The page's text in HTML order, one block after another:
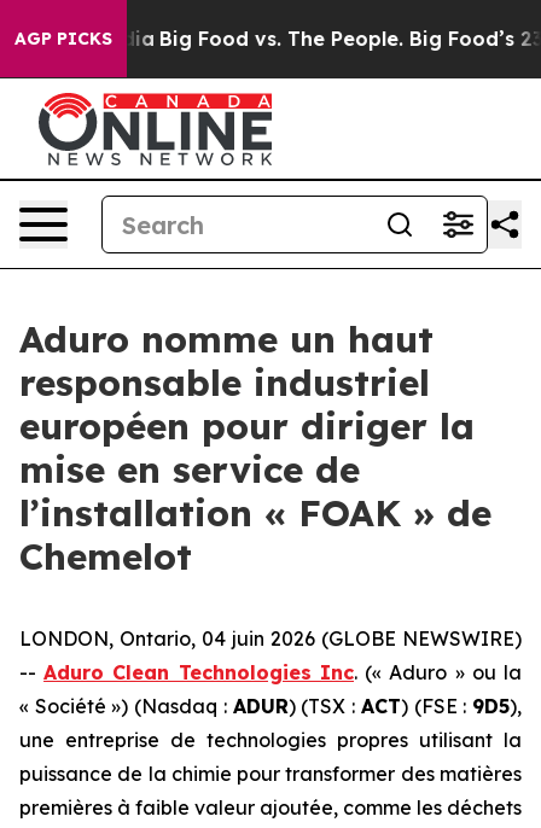
AGP PICKS
Media Big Food vs. The People. Big Food’s 239
Aduro nomme un haut
responsable industriel
européen pour diriger la
mise en service de
l’installation « FOAK » de
Chemelot
LONDON, Ontario, 04 juin 2026 (GLOBE NEWSWIRE)
--Aduro Clean Technologies Inc. (« Aduro » ou la
« Société ») (Nasdaq : ADUR) (TSX : ACT) (FSE : 9D5),
une entreprise de technologies propres utilisant la
puissance de la chimie pour transformer des matières
premières à faible valeur ajoutée, comme les déchets